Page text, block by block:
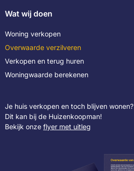
Wat wij doen
Woning verkopen
Overwaarde verzilveren
Verkopen en terug huren
Woningwaarde berekenen
Je huis verkopen en toch blijven wonen?
Dit kan bij de Huizenkoopman!
Bekijk onze flyer met uitleg